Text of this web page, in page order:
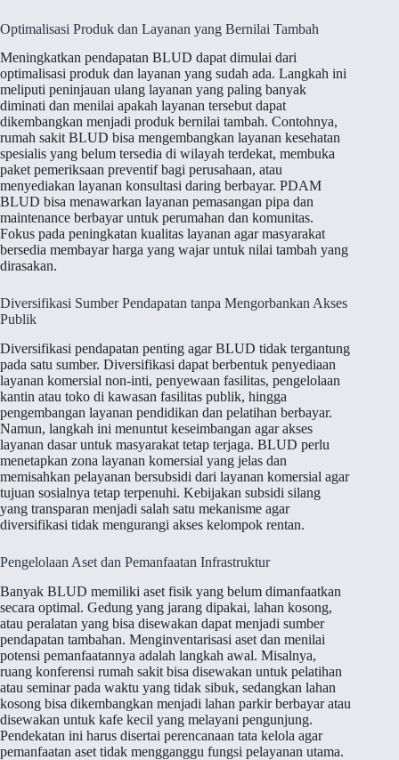
Optimalisasi Produk dan Layanan yang Bernilai Tambah
Meningkatkan pendapatan BLUD dapat dimulai dari
optimalisasi produk dan layanan yang sudah ada. Langkah ini
meliputi peninjauan ulang layanan yang paling banyak
diminati dan menilai apakah layanan tersebut dapat
dikembangkan menjadi produk bernilai tambah. Contohnya,
rumah sakit BLUD bisa mengembangkan layanan kesehatan
spesialis yang belum tersedia di wilayah terdekat, membuka
paket pemeriksaan preventif bagi perusahaan, atau
menyediakan layanan konsultasi daring berbayar. PDAM
BLUD bisa menawarkan layanan pemasangan pipa dan
maintenance berbayar untuk perumahan dan komunitas.
Fokus pada peningkatan kualitas layanan agar masyarakat
bersedia membayar harga yang wajar untuk nilai tambah yang
dirasakan.
Diversifikasi Sumber Pendapatan tanpa Mengorbankan Akses
Publik
Diversifikasi pendapatan penting agar BLUD tidak tergantung
pada satu sumber. Diversifikasi dapat berbentuk penyediaan
layanan komersial non-inti, penyewaan fasilitas, pengelolaan
kantin atau toko di kawasan fasilitas publik, hingga
pengembangan layanan pendidikan dan pelatihan berbayar.
Namun, langkah ini menuntut keseimbangan agar akses
layanan dasar untuk masyarakat tetap terjaga. BLUD perlu
menetapkan zona layanan komersial yang jelas dan
memisahkan pelayanan bersubsidi dari layanan komersial agar
tujuan sosialnya tetap terpenuhi. Kebijakan subsidi silang
yang transparan menjadi salah satu mekanisme agar
diversifikasi tidak mengurangi akses kelompok rentan.
Pengelolaan Aset dan Pemanfaatan Infrastruktur
Banyak BLUD memiliki aset fisik yang belum dimanfaatkan
secara optimal. Gedung yang jarang dipakai, lahan kosong,
atau peralatan yang bisa disewakan dapat menjadi sumber
pendapatan tambahan. Menginventarisasi aset dan menilai
potensi pemanfaatannya adalah langkah awal. Misalnya,
ruang konferensi rumah sakit bisa disewakan untuk pelatihan
atau seminar pada waktu yang tidak sibuk, sedangkan lahan
kosong bisa dikembangkan menjadi lahan parkir berbayar atau
disewakan untuk kafe kecil yang melayani pengunjung.
Pendekatan ini harus disertai perencanaan tata kelola agar
pemanfaatan aset tidak mengganggu fungsi pelayanan utama.